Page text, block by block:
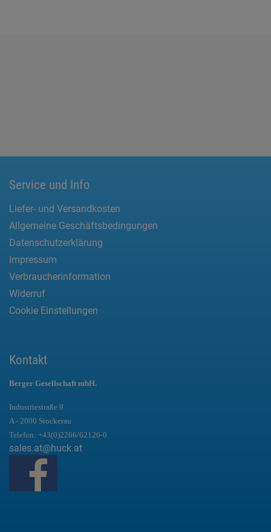
Service und Info
Liefer- und Versandkosten
Allgemeine Geschäftsbedingungen
Datenschutzerklärung
Impressum
Verbraucherinformation
Widerruf
Cookie Einstellungen
Kontakt
Berger Gesellschaft mbH.
Industriestraße 9
A - 2000 Stockerau
Telefon: +43(0)2266/62126-0
sales.at@huck.at